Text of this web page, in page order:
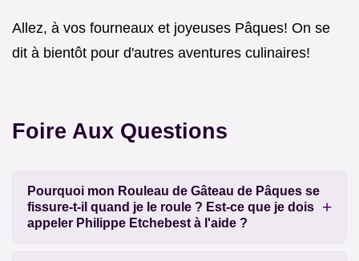
Allez, à vos fourneaux et joyeuses Pâques! On se
dit à bientôt pour d'autres aventures culinaires!
Foire Aux Questions
Pourquoi mon Rouleau de Gâteau de Pâques se
fissure-t-il quand je le roule ? Est-ce que je dois
appeler Philippe Etchebest à l'aide ?